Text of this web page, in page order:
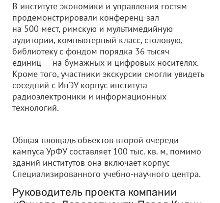
В институте экономики и управления гостям
продемонстрировали конференц-зал
на 500 мест, римскую и мультимедийную
аудитории, компьютерный класс, столовую,
библиотеку с фондом порядка 36 тысяч
единиц — на бумажных и цифровых носителях.
Кроме того, участники экскурсии смогли увидеть
соседний с ИнЭУ корпус института
радиоэлектроники и информационных
технологий.
Общая площадь объектов второй очереди
кампуса УрФУ составляет 100 тыс. кв. м, помимо
зданий институтов она включает корпус
Специализированного учебно-научного центра.
Руководитель проекта компании